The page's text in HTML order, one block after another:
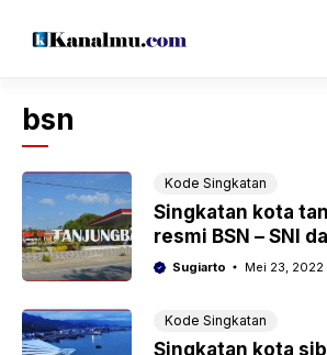
bsn
Kode Singkatan
Singkatan kota
resmi BSN – SNI
Sugiarto Mei 23, 2022
Kode Singkatan
Singkatan kota